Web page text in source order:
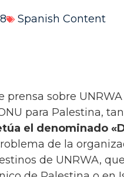
Spanish Content
prensa sobre
para Palestina,
el denominado
de la
de UNRWA,